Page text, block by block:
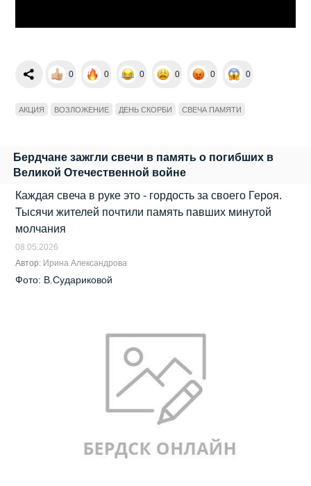
0 0 0 0 0 0
АКЦИЯ ВОЗЛОЖЕНИЕ ДЕНЬ СКОРБИ СВЕЧА ПАМЯТИ
Бердчане зажгли свечи в память о погибших в
Великой Отечественной войне
Каждая свеча в руке это - гордость за своего Героя.
Тысячи жителей почтили память павших минутой
молчания
08.05.2026
Автор: Ирина Александрова
Фото: В.Судариковой